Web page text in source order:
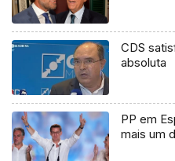
CDS
absoluta
PP em
mais um